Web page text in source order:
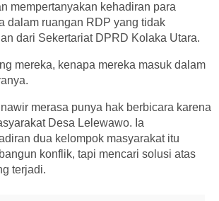
mempertanyakan kehadiran para
dalam ruangan RDP yang tidak
dari Sekertariat DPRD Kolaka Utara.
mereka, kenapa mereka masuk dalam
merasa punya hak berbicara karena
Desa Lelewawo. Ia
dua kelompok masyarakat itu
konflik, tapi mencari solusi atas
terjadi.